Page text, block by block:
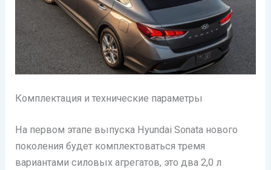
Комплектация и технические параметры
На первом этапе выпуска Hyundai Sonata нового
поколения будет комплектоваться тремя
вариантами силовых агрегатов, это два 2,0 л